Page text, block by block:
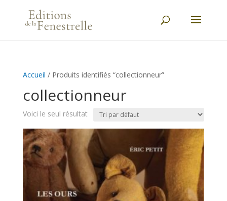
Accueil / Produits identifiés “collectionneur”
collectionneur
Voici le seul résultat